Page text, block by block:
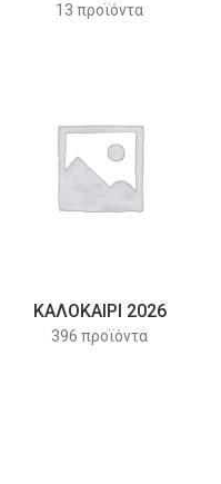
13 προϊόντα
ΚΑΛΟΚΑΙΡΙ 2026
396 προϊόντα